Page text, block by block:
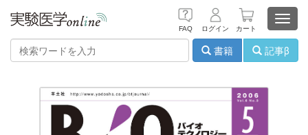
FAQ ログイン カート
書籍
記事β